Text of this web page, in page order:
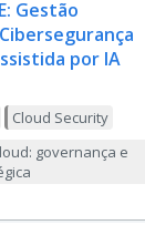
Gestão
por IA
Cloud Security
governança e